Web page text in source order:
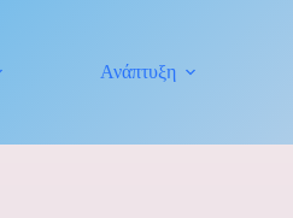
Ανάπτυξη